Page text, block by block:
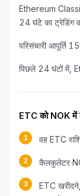
Ethereum
24 घंटे का ट्रेडिंग
परिसंचारी आपूर्ति
पिछले 24 घंटों में,
ETC को NOK
1 वह ETC
2 कैलकुलेटर
3
ETC